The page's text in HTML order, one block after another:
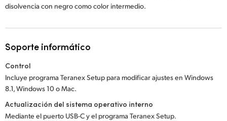
disolvencia con negro como color intermedio.
Soporte informático
Control
Incluye programa Teranex Setup para modificar ajustes en Windows
8.1, Windows 10 o Mac.
Actualización del sistema operativo interno
Mediante el puerto USB-C y el programa Teranex Setup.